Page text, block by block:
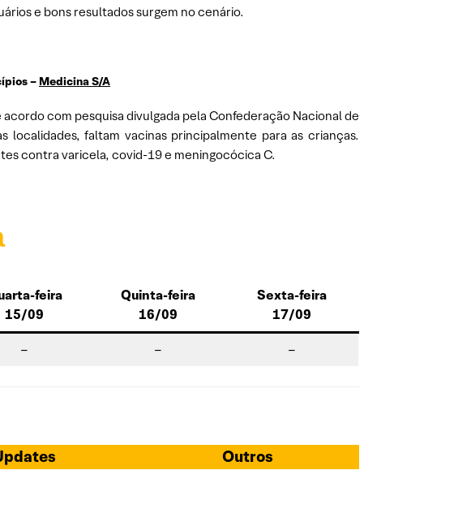
e bons resultados surgem no cenário.
– Medicina S/A
com pesquisa divulgada pela Confederação Nacional de
localidades, faltam vacinas principalmente para as crianças.
contra varicela, covid-19 e meningocócica C.
feira
15/09
Quinta-feira
16/09
Sexta-feira
17/09
– – –
Outros